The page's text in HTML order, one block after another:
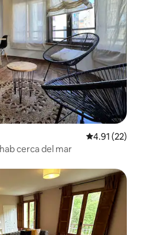
Calificación
4.91 (22)
cerca del mar